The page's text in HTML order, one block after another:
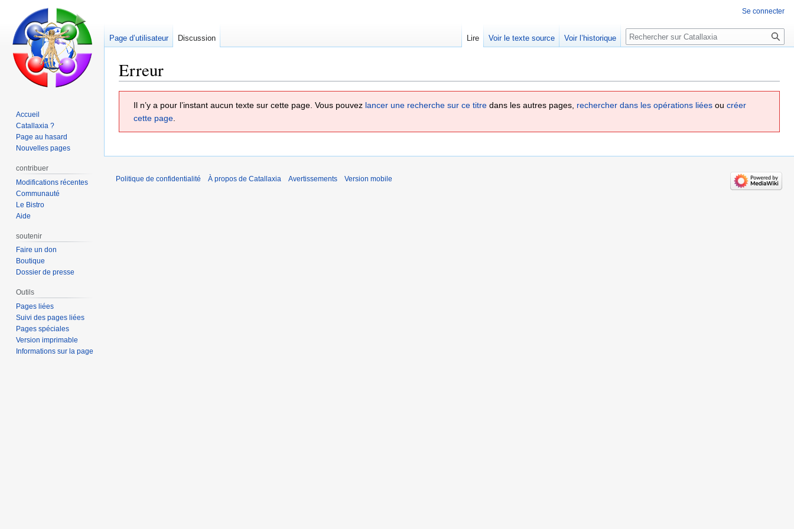
Erreur
Il n’y a pour l’instant aucun texte sur cette page. Vous pouvez lancer une recherche sur ce titre dans les autres pages, rechercher dans les opérations liées ou créer
cette page.
Se connecter
Page d’utilisateur Discussion Lire Voir le texte source Voir l’historique Rechercher
Accueil
Catallaxia ?
Page au hasard
Nouvelles pages
contribuer
Modifications récentes
Communauté
Le Bistro
Aide
soutenir
Faire un don
Boutique
Dossier de presse
Outils
Pages liées
Suivi des pages liées
Pages spéciales
Version imprimable
Informations sur la page
Politique de confidentialité À propos de Catallaxia Avertissements Version mobile